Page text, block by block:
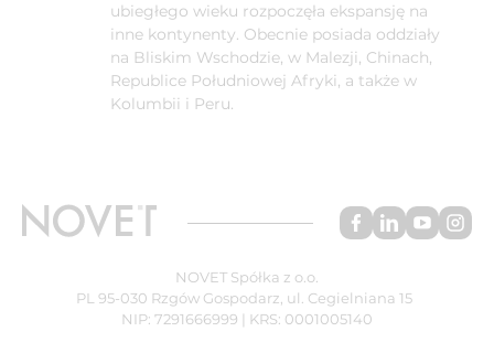
ubiegłego wieku rozpoczęła ekspansję na
inne kontynenty. Obecnie posiada oddziały
na Bliskim Wschodzie, w Malezji, Chinach,
Republice Południowej Afryki, a także w
Kolumbii i Peru.
NOVET Spółka z o.o.
PL 95-030 Rzgów Gospodarz, ul. Cegielniana 15
NIP: 7291666999 | KRS: 0001005140